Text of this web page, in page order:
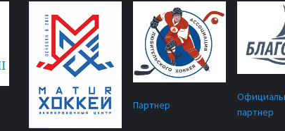
Партнер
партнер